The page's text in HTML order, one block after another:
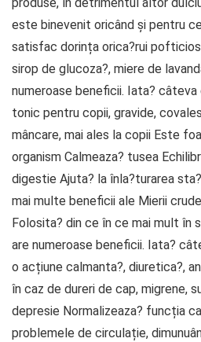
este binevenit oricând și pentru
satisfac dorința orica?rui
sirop de glucoza?, miere de
numeroase beneficii. Iata?
tonic pentru copii, gravide,
mâncare, mai ales la copii Este
organism Calmeaza? tusea
digestie Ajuta? la înla?turarea
mai multe beneficii ale Mierii
Folosita? din ce în ce mai mult în
are numeroase beneficii. Iata?
o acțiune calmanta?, diuretica?,
în caz de dureri de cap, migrene,
depresie Normalizeaza? funcția
problemele de circulație,